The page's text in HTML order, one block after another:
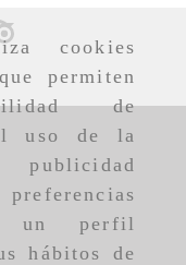
cookies
permiten
de
uso de la
un perfil
hábitos de